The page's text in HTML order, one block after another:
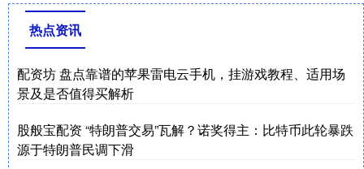
热点资讯
配资坊 盘点靠谱的苹果雷电云手机，挂游戏教程、适用场
景及是否值得买解析
股般宝配资 “特朗普交易”瓦解？诺奖得主：比特币此轮暴跌
源于特朗普民调下滑